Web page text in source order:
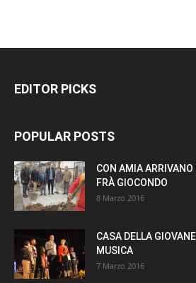
EDITOR PICKS
POPULAR POSTS
CON AMIA
FRÀ GIOCONDO
8 Marzo 2016
CASA DELLA
MUSICA
7 Marzo 2016